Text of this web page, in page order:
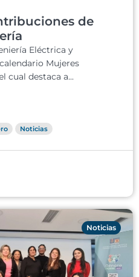
de
Eléctrica y
Mujeres
cual destaca a...
Noticias
Noticias